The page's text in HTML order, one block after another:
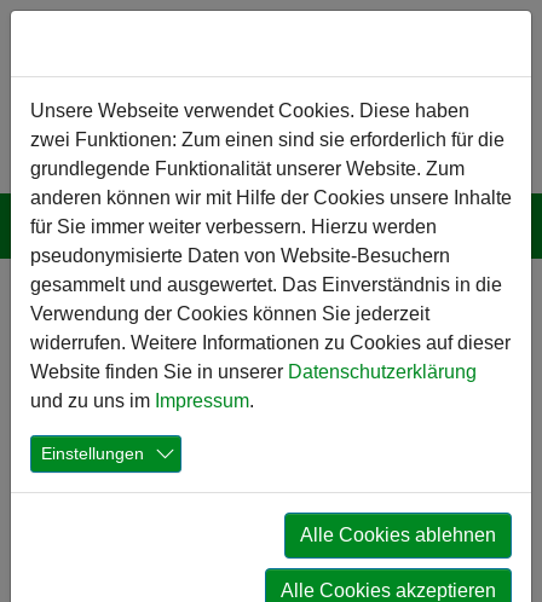
Zum Hauptinhalt springen
Leverkusen-
Bergisch
Neukirchen:
Sanierung des
Hallenbades
Die Sanierung und Modernisierung des Hallenbades in
Leverkusen-Bergisch Neukirchen trägt zu einer
energetischen Verbesserung des Gebäudes und dem
Unsere Webseite verwendet Cookies. Diese haben
zwei Funktionen: Zum einen sind sie erforderlich für die
grundlegende Funktionalität unserer Website. Zum
anderen können wir mit Hilfe der Cookies unsere Inhalte
für Sie immer weiter verbessern. Hierzu werden
pseudonymisierte Daten von Website-Besuchern
gesammelt und ausgewertet. Das Einverständnis in die
Verwendung der Cookies können Sie jederzeit
widerrufen. Weitere Informationen zu Cookies auf dieser
Website finden Sie in unserer Datenschutzerklärung
und zu uns im Impressum.
Einstellungen
Alle Cookies ablehnen
Alle Cookies akzeptieren